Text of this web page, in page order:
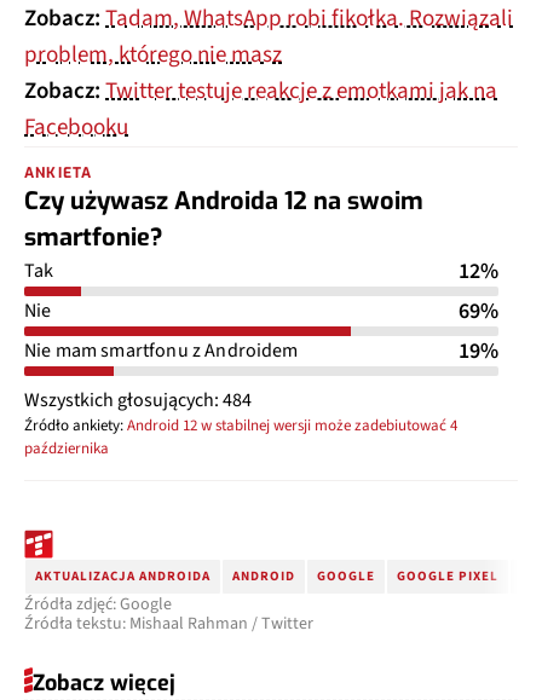
Zobacz:Tadam, WhatsApp robi fikołka. Rozwiązali
problem, którego nie masz
Zobacz:Twitter testuje reakcje z emotkami jak na
Facebooku
ANKIETA
Czy używasz Androida 12 na swoim
smartfonie?
Tak 12%
Nie 69%
Nie mam smartfonu z Androidem 19%
Wszystkich głosujących: 484
Źródło ankiety:Android 12 w stabilnej wersji może zadebiutować 4
października
AKTUALIZACJA ANDROIDA ANDROID GOOGLE GOOGLE PIXEL
Źródła zdjęć: Google
Źródła tekstu: Mishaal Rahman / Twitter
Zobacz więcej